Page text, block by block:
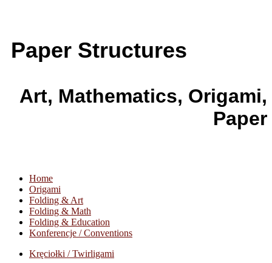
Paper Structures
Art, Mathematics, Origami,
Paper
Home
Origami
Folding & Art
Folding & Math
Folding & Education
Konferencje / Conventions
Kręciołki / Twirligami